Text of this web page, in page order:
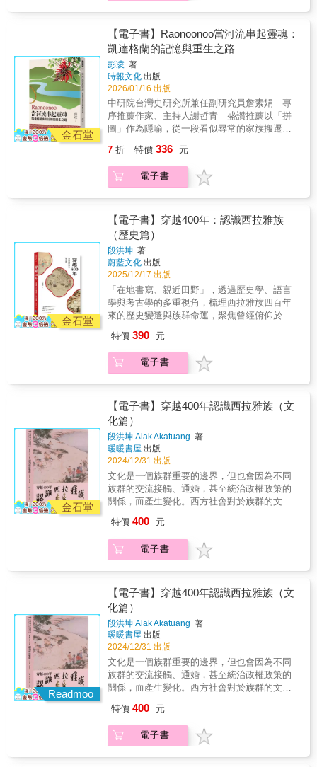
的戶籍欄看見「熟」字，彷彿聽見時光回音，
從此踏上追尋之路，試圖重新聚合一段被遺忘
百年的家族與族群史。書中核心信念是：身分
是記憶的容器，而「名字」是呼喚祖靈的線
索。作者循著名字，找回凱達格蘭族珍稀的存
世婚約書、家族土目章等關鍵證物，使祖靈不
再只是文獻裡的字，而是曾在山林奔跑、在河
海泛舟、在部落生活的鮮活人群。全書亦以
「場景」為記憶舞臺，嘗試重建臺灣首都生活
圈中城市原住民的生活面貌：外交、貿易、狩
恨情仇如何與地景變遷交織。作者帶讀者回到
百年前北臺灣，凝視河道被截直、草地化為跑
道、河泥成為磚塊，見證臺北在現代化洪流中
「Raonoonoo（串珠）」象徵把散落的碎片串
連成完整記憶：當我們停留、聚集、呼喚原本
的河流與山嶺之名，祖靈便回應，城市的深層
脈動亦得以復活。這不僅是個人尋根書寫，更
是一盞照亮城市原住民記憶與歸屬的微光。
金石堂
【電子書】Raonoonoo當河流串起靈魂：
凱達格蘭的記憶與重生之路
彭凌 著
時報文化 出版
2026/01/16 出版
中研院台灣史研究所兼任副研究員詹素娟 專
序推薦作家、主持人謝哲青 盛讚推薦以「拼
圖」作為隱喻，從一段看似尋常的家族搬遷記
祖源線索。童年在關渡平原的河畔密林抓蝦、
撿起白石的片刻，被重新理解為祖靈悄悄放入
掌心的第一堂課：記憶與歸屬並非抽象概念，
的戶籍欄看見「熟」字，彷彿聽見時光回音，
從此踏上追尋之路，試圖重新聚合一段被遺忘
百年的家族與族群史。書中核心信念是：身分
是記憶的容器，而「名字」是呼喚祖靈的線
索。作者循著名字，找回凱達格蘭族珍稀的存
世婚約書、家族土目章等關鍵證物，使祖靈不
再只是文獻裡的字，而是曾在山林奔跑、在河
海泛舟、在部落生活的鮮活人群。全書亦以
「場景」為記憶舞臺，嘗試重建臺灣首都生活
圈中城市原住民的生活面貌：外交、貿易、狩
恨情仇如何與地景變遷交織。作者帶讀者回到
百年前北臺灣，凝視河道被截直、草地化為跑
道、河泥成為磚塊，見證臺北在現代化洪流中
「Raonoonoo（串珠）」象徵把散落的碎片串
連成完整記憶：當我們停留、聚集、呼喚原本
的河流與山嶺之名，祖靈便回應，城市的深層
脈動亦得以復活。這不僅是個人尋根書寫，更
是一盞照亮城市原住民記憶與歸屬的微光。
7 折 特價 336 元
電子書
金石堂
【電子書】穿越400年：認識西拉雅族
（歷史篇）
段洪坤 著
蔚藍文化 出版
2025/12/17 出版
「在地書寫、親近田野」，透過歷史學、語言
學與考古學的多重視角，梳理西拉雅族四百年
來的歷史變遷與族群命運，聚焦曾經俯仰於臺
（Soulangh）、麻豆（Mattau）、目加溜灣
（Baccloangh）等四大社群，段洪坤Alak
Akatuang將長年的累積與研究，提煉成《穿越
深刻的回應。看見臺灣的文明記憶西拉雅，是
四百年前這片土地原初的名字他們的語言、信
仰與故事在荷蘭檔案與祖靈祭場間，延續成一
條時間的河這是一部穿越殖民與遺忘的歷史之
書以圖像與敘事重構臺灣的文化根源也是一場
追尋「我們從何而來」的深刻旅程深入臺南學
基石，重寫殖民史中失落的西拉雅篇章城市的
發展與歷史的書寫，往往由握有文字權力的一
方主導。臺南，作為臺灣歷史的起點，不僅是
漢人拓墾的古都，更是南島語族群最早居住與
流中，真正立足於此的族群——西拉雅族，其
歷史身影卻長期被主流文字所遮蔽。段洪坤秉
持「在地書寫、親近田野」的核心理念，透過
梳理西拉雅族群四百年來的歷史變遷與族群命
運，特別聚焦於臺南平原上的四大社群：新港
社（Sinckan）、蕭壠社（Soulangh）、麻豆社
（Mattau）、目加溜灣社（Baccloangh），不
僅回溯歷史，更是對殖民脈絡下受壓迫者的命
運深刻的回應。千年與四百：在文字歷史之外
尋找根源許多歷史論述慣以四百年來界定臺灣
史，忽略了原住民口傳與考古文物的千年痕
文化的發現，連結了西拉雅族舊社遺址。無論
文物都證明了西拉雅族群與蔦松文化在年代與
文化內涵上的連貫性。這項開創性的考古對
照，為西拉雅族的歷史長度提供了堅實的佐
特價 390 元
電子書
金石堂
【電子書】穿越400年認識西拉雅族（文
化篇）
段洪坤 Alak Akatuang 著
暖暖書屋 出版
2024/12/31 出版
文化是一個族群重要的邊界，但也會因為不同
族群的交流接觸、通婚，甚至統治政權政策的
關係，而產生變化。西方社會對於族群的文化
外的族群接受漢文化的過程，常被稱為「漢
化」。平埔族群甚或西拉雅族，長期以來都背
負著「漢化過深」汙名而被質疑能否取得國家
「傳統文化」。西拉雅族是臺灣文字歷史上第
一個被記錄、被看見的原住民族，不管是漢人
或荷蘭人，甚至19世紀來到臺灣的宣教士、冒
險家，對西拉雅族的人文風貌多所描述，反而
是日治時期的日本學者興趣缺缺，頂多只在傳
統祀壺信仰上有所著墨，其他文化面貌的調查
文字幾乎付諸闕如，戰後更不用說，1990年代
臺灣興起一波「平埔研究」浪潮，但不久「平
埔研究」被視為學術雞肋，慢慢被學界忽視。
但是2000年後，西拉雅族裔的學者及地方文化
重建文化過程中，慢慢找到這片土地上的西拉
雅人文化足跡。本書分成八個章節，分別從西
拉雅族的社會家庭制度（政治、婚姻家庭、年
特價 400 元
電子書
Readmoo
【電子書】穿越400年認識西拉雅族（文
化篇）
段洪坤 Alak Akatuang 著
暖暖書屋 出版
2024/12/31 出版
文化是一個族群重要的邊界，但也會因為不同
族群的交流接觸、通婚，甚至統治政權政策的
關係，而產生變化。西方社會對於族群的文化
外的族群接受漢文化的過程，常被稱為「漢
化」。平埔族群甚或西拉雅族，長期以來都背
負著「漢化過深」汙名而被質疑能否取得國家
特價 400 元
電子書